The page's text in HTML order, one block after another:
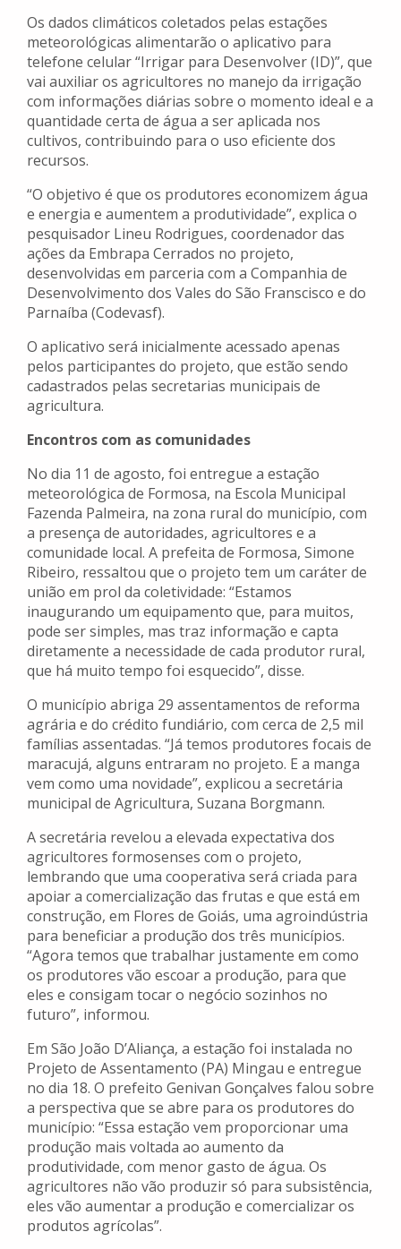
Os dados climáticos coletados pelas estações
meteorológicas alimentarão o aplicativo para
telefone celular “Irrigar para Desenvolver (ID)”, que
vai auxiliar os agricultores no manejo da irrigação
com informações diárias sobre o momento ideal e a
quantidade certa de água a ser aplicada nos
cultivos, contribuindo para o uso eficiente dos
recursos.
“O objetivo é que os produtores economizem água
e energia e aumentem a produtividade”, explica o
pesquisador Lineu Rodrigues, coordenador das
ações da Embrapa Cerrados no projeto,
desenvolvidas em parceria com a Companhia de
Desenvolvimento dos Vales do São Franscisco e do
Parnaíba (Codevasf).
O aplicativo será inicialmente acessado apenas
pelos participantes do projeto, que estão sendo
cadastrados pelas secretarias municipais de
agricultura.
Encontros com as comunidades
No dia 11 de agosto, foi entregue a estação
meteorológica de Formosa, na Escola Municipal
Fazenda Palmeira, na zona rural do município, com
a presença de autoridades, agricultores e a
comunidade local. A prefeita de Formosa, Simone
Ribeiro, ressaltou que o projeto tem um caráter de
união em prol da coletividade: “Estamos
inaugurando um equipamento que, para muitos,
pode ser simples, mas traz informação e capta
diretamente a necessidade de cada produtor rural,
que há muito tempo foi esquecido”, disse.
O município abriga 29 assentamentos de reforma
agrária e do crédito fundiário, com cerca de 2,5 mil
famílias assentadas. “Já temos produtores focais de
maracujá, alguns entraram no projeto. E a manga
vem como uma novidade”, explicou a secretária
municipal de Agricultura, Suzana Borgmann.
A secretária revelou a elevada expectativa dos
agricultores formosenses com o projeto,
lembrando que uma cooperativa será criada para
apoiar a comercialização das frutas e que está em
construção, em Flores de Goiás, uma agroindústria
para beneficiar a produção dos três municípios.
“Agora temos que trabalhar justamente em como
os produtores vão escoar a produção, para que
eles e consigam tocar o negócio sozinhos no
futuro”, informou.
Em São João D’Aliança, a estação foi instalada no
Projeto de Assentamento (PA) Mingau e entregue
no dia 18. O prefeito Genivan Gonçalves falou sobre
a perspectiva que se abre para os produtores do
município: “Essa estação vem proporcionar uma
produção mais voltada ao aumento da
produtividade, com menor gasto de água. Os
agricultores não vão produzir só para subsistência,
eles vão aumentar a produção e comercializar os
produtos agrícolas”.